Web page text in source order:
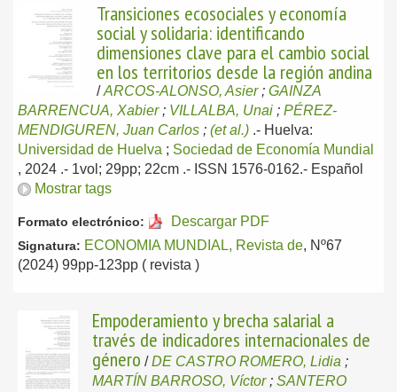
Transiciones ecosociales y economía
social y solidaria: identificando
dimensiones clave para el cambio social
en los territorios desde la región andina
/ARCOS-ALONSO, Asier; GAINZA
BARRENCUA, Xabier; VILLALBA, Unai ; PÉREZ-
MENDIGUREN, Juan Carlos ; (et al.) .- Huelva:
Universidad de Huelva ; Sociedad de Economía Mundial
, 2024 .- 1vol; 29pp; 22cm .- ISSN 1576-0162.- Español
Mostrar tags
Formato electrónico: Descargar PDF
Signatura: ECONOMIA MUNDIAL, Revista de, Nº67
(2024) 99pp-123pp ( revista )
Empoderamiento y brecha salarial a
través de indicadores internacionales de
género /DE CASTRO ROMERO, Lidia ;
MARTÍN BARROSO, Víctor; SANTERO